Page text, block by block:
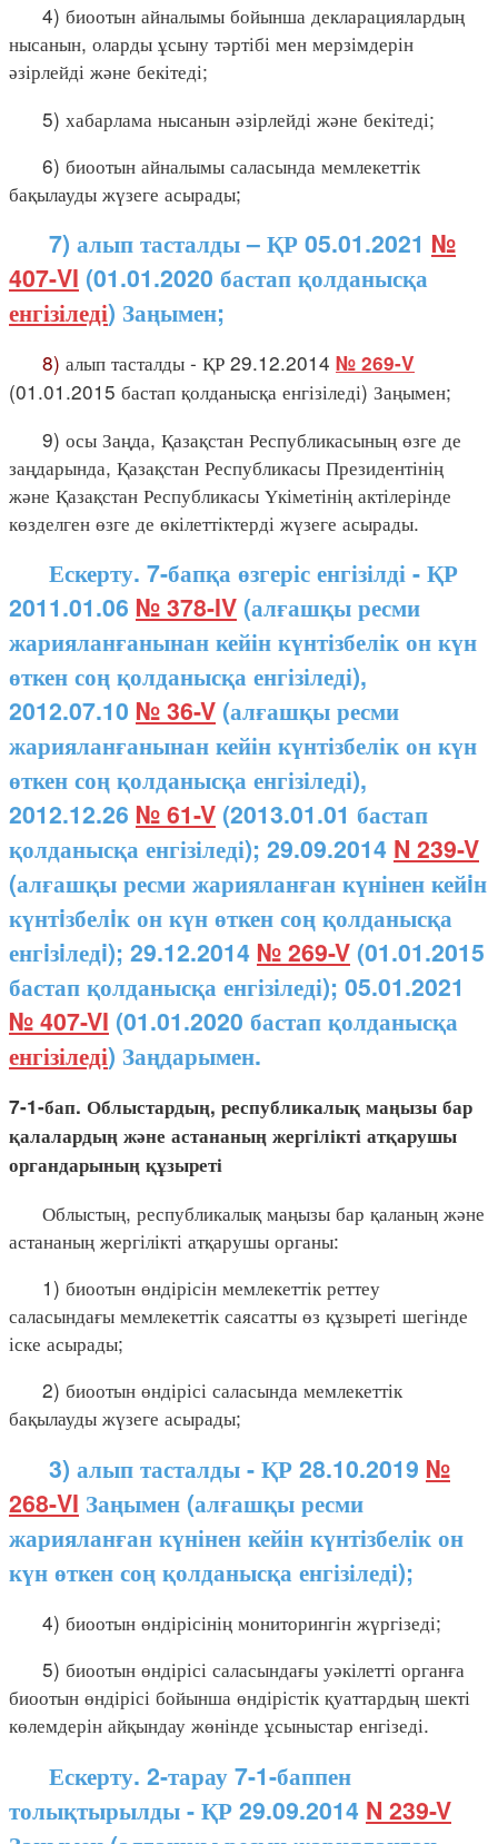
4) биоотын айналымы бойынша декларациялардың
нысанын, оларды ұсыну тәртібі мен мерзімдерін
әзірлейді және бекітеді;
5) хабарлама нысанын әзірлейді және бекітеді;
6) биоотын айналымы саласында мемлекеттік
бақылауды жүзеге асырады;
7) алып тасталды – ҚР 05.01.2021 №
407-VI (01.01.2020 бастап қолданысқа
енгізіледі) Заңымен;
8) алып тасталды - ҚР 29.12.2014 № 269-V
(01.01.2015 бастап қолданысқа енгізіледі) Заңымен;
9) осы Заңда, Қазақстан Республикасының өзге де
заңдарында, Қазақстан Республикасы Президентінің
және Қазақстан Республикасы Үкіметінің актілерінде
көзделген өзге де өкілеттіктерді жүзеге асырады.
Ескерту. 7-бапқа өзгеріс енгізілді - ҚР
2011.01.06 № 378-IV (алғашқы ресми
жарияланғанынан кейін күнтізбелік он күн
өткен соң қолданысқа енгізіледі),
2012.07.10 № 36-V (алғашқы ресми
жарияланғанынан кейін күнтізбелік он күн
өткен соң қолданысқа енгізіледі),
2012.12.26 № 61-V (2013.01.01 бастап
қолданысқа енгізіледі); 29.09.2014 N 239-V
(алғашқы ресми жарияланған күнінен кейiн
күнтiзбелiк он күн өткен соң қолданысқа
енгiзiледi); 29.12.2014 № 269-V (01.01.2015
бастап қолданысқа енгізіледі); 05.01.2021
№ 407-VI (01.01.2020 бастап қолданысқа
енгізіледі) Заңдарымен.
7-1-бап. Облыстардың, республикалық маңызы бар
қалалардың және астананың жергілікті атқарушы
органдарының құзыреті
Облыстың, республикалық маңызы бар қаланың және
астананың жергілікті атқарушы органы:
1) биоотын өндірісін мемлекеттік реттеу
саласындағы мемлекеттік саясатты өз құзыреті шегінде
іске асырады;
2) биоотын өндірісі саласында мемлекеттік
бақылауды жүзеге асырады;
3) алып тасталды - ҚР 28.10.2019 №
268-VI Заңымен (алғашқы ресми
жарияланған күнінен кейін күнтізбелік он
күн өткен соң қолданысқа енгізіледі);
4) биоотын өндірісінің мониторингін жүргізеді;
5) биоотын өндірісі саласындағы уәкілетті органға
биоотын өндірісі бойынша өндірістік қуаттардың шекті
көлемдерін айқындау жөнінде ұсыныстар енгізеді.
Ескерту. 2-тарау 7-1-баппен
толықтырылды - ҚР 29.09.2014 N 239-V